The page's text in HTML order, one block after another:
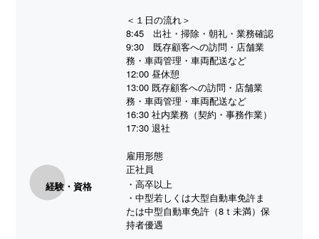
＜１日の流れ＞
8:45 出社・掃除・朝礼・業務確認
9:30 既存顧客への訪問・店舗業
務・車両管理・車両配送など
12:00 昼休憩
13:00 既存顧客への訪問・店舗業
務・車両管理・車両配送など
16:30 社内業務（契約・事務作業）
17:30 退社
雇用形態
正社員
経験・資格
・高卒以上
・中型若しくは大型自動車免許ま
たは中型自動車免許（8ｔ未満）保
持者優遇